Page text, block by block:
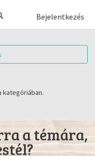
Bejelentkezés
kategóriában.
a témára,